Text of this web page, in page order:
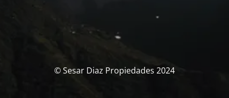
© Sesar Diaz Propiedades 2024